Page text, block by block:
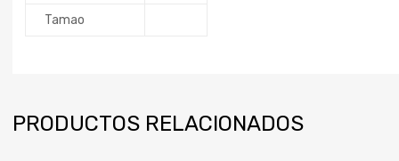
Tamao
PRODUCTOS RELACIONADOS